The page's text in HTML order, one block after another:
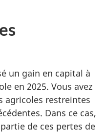
un gain en capital à
en 2025. Vous avez
agricoles restreintes
Dans ce cas,
de ces pertes de